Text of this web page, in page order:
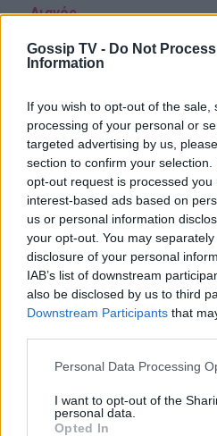
Gossip TV - Do Not
Information
If you wish to opt-out of the
processing of your personal or
targeted advertising by us,
section to confirm your
opt-out request is processed you
interest-based ads based on
us or personal information
your opt-out. You may
disclosure of your personal
IAB’s list of downstream
also be disclosed by us to third
Downstream Participants that
Personal Data Processing
I want to opt-out of the
personal data.
Opted In
Λιανός
Ελληνοτουρκικός...
«Όταν την είδα, ένιωσα
Survivor
Παιχνίδι
το νέο
ΡΟΗ